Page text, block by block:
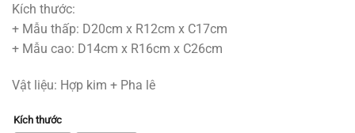
Kích thước:
+ Mẫu thấp: D20cm x R12cm x C17cm
+ Mẫu cao: D14cm x R16cm x C26cm
Vật liệu: Hợp kim + Pha lê
Kích thước